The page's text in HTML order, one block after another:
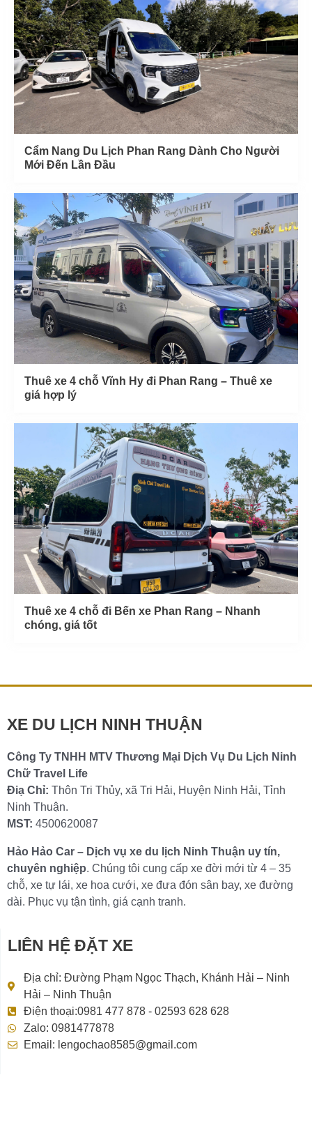
Cẩm Nang Du Lịch Phan Rang Dành Cho Người
Mới Đến Lần Đầu
Thuê xe 4 chỗ Vĩnh Hy đi Phan Rang – Thuê xe
giá hợp lý
Thuê xe 4 chỗ đi Bến xe Phan Rang – Nhanh
chóng, giá tốt
XE DU LỊCH NINH THUẬN
Công Ty TNHH MTV Thương Mại Dịch Vụ Du Lịch Ninh
Chữ Travel Life
Điạ Chỉ: Thôn Tri Thủy, xã Tri Hải, Huyện Ninh Hải, Tỉnh
Ninh Thuận.
MST: 4500620087
Hảo Hảo Car – Dịch vụ xe du lịch Ninh Thuận uy tín,
chuyên nghiệp. Chúng tôi cung cấp xe đời mới từ 4 – 35
chỗ, xe tự lái, xe hoa cưới, xe đưa đón sân bay, xe đường
dài. Phục vụ tận tình, giá cạnh tranh.
LIÊN HỆ ĐẶT XE
Địa chỉ: Đường Phạm Ngọc Thạch, Khánh Hải – Ninh
Hải – Ninh Thuận
Điện thoại:0981 477 878 - 02593 628 628
Zalo: 0981477878
Email: lengochao8585@gmail.com